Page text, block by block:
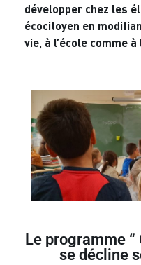
développer chez les
écocitoyen en
vie, à l’école comme
Le programme “
se décline